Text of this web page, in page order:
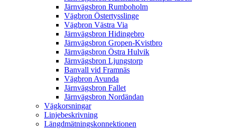
Järnvägsbron Rumboholm
Vägbron Östertysslinge
Vägbron Västra Via
Järnvägsbron Hidingebro
Järnvägsbron Gropen-Kvistbro
Järnvägsbron Östra Hulvik
Järnvägsbron Ljungstorp
Banvall vid Framnäs
Vägbron Avunda
Järnvägsbron Fallet
Järnvägsbron Nordändan
Vägkorsningar
Linjebeskrivning
Längdmätningskonnektionen